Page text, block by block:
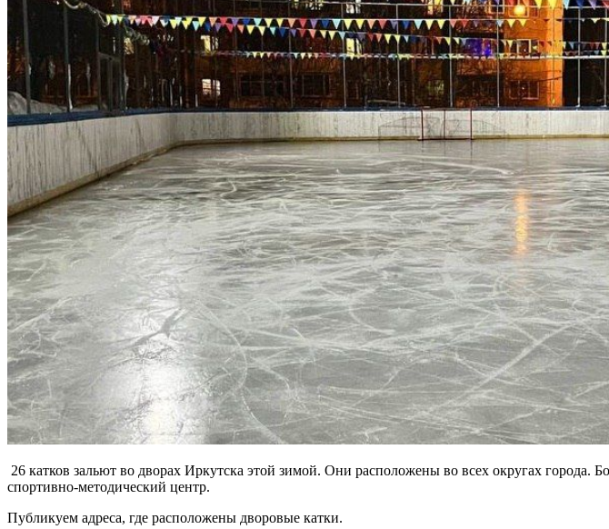
26 катков зальют во дворах Иркутска этой зимой. Они расположены во всех округах
спортивно-методический центр.
Публикуем адреса, где расположены дворовые катки.